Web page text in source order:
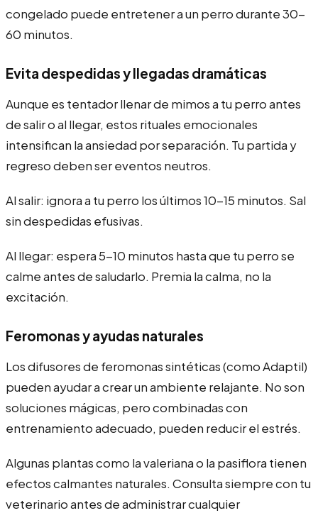
congelado puede entretener a un perro durante 30-
60 minutos.
Evita despedidas y llegadas dramáticas
Aunque es tentador llenar de mimos a tu perro antes
de salir o al llegar, estos rituales emocionales
intensifican la ansiedad por separación. Tu partida y
regreso deben ser eventos neutros.
Al salir: ignora a tu perro los últimos 10-15 minutos. Sal
sin despedidas efusivas.
Al llegar: espera 5-10 minutos hasta que tu perro se
calme antes de saludarlo. Premia la calma, no la
excitación.
Feromonas y ayudas naturales
Los difusores de feromonas sintéticas (como Adaptil)
pueden ayudar a crear un ambiente relajante. No son
soluciones mágicas, pero combinadas con
entrenamiento adecuado, pueden reducir el estrés.
Algunas plantas como la valeriana o la pasiflora tienen
efectos calmantes naturales. Consulta siempre con tu
veterinario antes de administrar cualquier